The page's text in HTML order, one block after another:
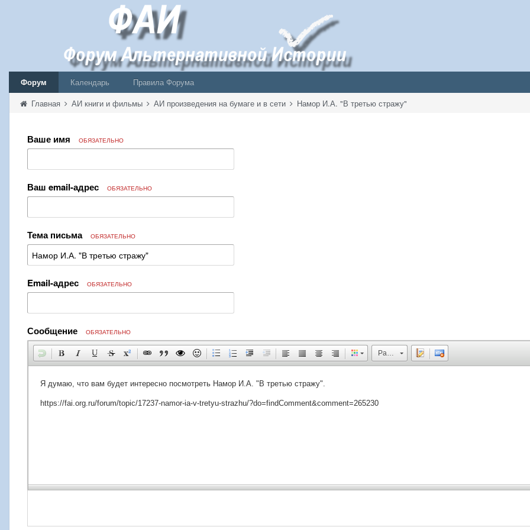
Форум Календарь
Правила Форума
Главная АИ книги и фильмы АИ произведения на бумаге и в сети Намор И.А. "В третью стражу"
Ваше имя ОБЯЗАТЕЛЬНО
Ваш email-адрес ОБЯЗАТЕЛЬНО
Тема письма ОБЯЗАТЕЛЬНО
Email-адрес ОБЯЗАТЕЛЬНО
Сообщение ОБЯЗАТЕЛЬНО
Размер